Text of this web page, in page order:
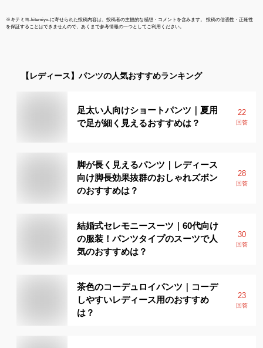
※キテミヨ-kitemiyo-に寄せられた投稿内容は、投稿者の主観的な感想・コメントを含みます。 投稿の信憑性・正確性
を保証することはできませんので、あくまで参考情報の一つとしてご利用ください。
【レディース】 パンツの人気おすすめランキング
足太い人向けショートパンツ｜夏用
で足が細く見えるおすすめは？
22
回答
脚が長く見えるパンツ｜レディース
向け脚長効果抜群のおしゃれズボン
のおすすめは？
28
回答
結婚式セレモニースーツ｜60代向け
の服装！パンツタイプのスーツで人
気のおすすめは？
30
回答
茶色のコーデュロイパンツ｜コーデ
しやすいレディース用のおすすめ
は？
23
回答